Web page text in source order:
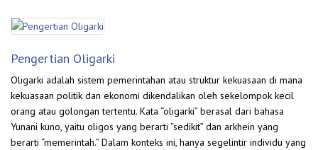
Pengertian Oligarki
Oligarki adalah sistem pemerintahan atau struktur kekuasaan di mana
kekuasaan politik dan ekonomi dikendalikan oleh sekelompok kecil
orang atau golongan tertentu. Kata “oligarki” berasal dari bahasa
Yunani kuno, yaitu oligos yang berarti “sedikit” dan arkhein yang
berarti “memerintah.” Dalam konteks ini, hanya segelintir individu yang